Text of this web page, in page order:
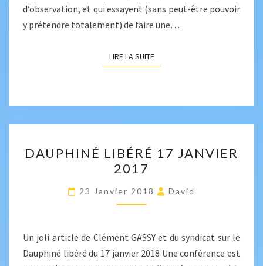
d’observation, et qui essayent (sans peut-être pouvoir
y prétendre totalement) de faire une…
LIRE LA SUITELIRE LA SUITE
LIBÉRÉ
17
JANVIER
2017
DAUPHINÉ LIBÉRÉ 17 JANVIER
2017
23 Janvier 2018 David
Un joli article de Clément GASSY et du syndicat sur le
Dauphiné libéré du 17 janvier 2018 Une conférence est